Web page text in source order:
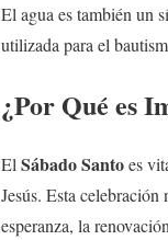
El agua es también un
utilizada para el
¿Por Qué es
ElSábado Santoes
Jesús. Esta
esperanza, la